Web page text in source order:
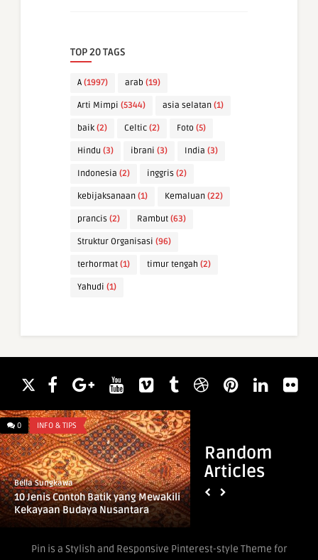
TOP 20 TAGS
A (1997) arab (19)
Arti Mimpi (5344) asia selatan (1)
baik (2) Celtic (2) Foto (5)
Hindu (3) ibrani (3) India (3)
Indonesia (2) inggris (2)
kebijaksanaan (1) Kemaluan (22)
prancis (2) Rambut (63)
Struktur Organisasi (96)
terhormat (1) timur tengah (2)
Yahudi (1)
Random
Articles
0 INFO & TIPS
Bella Sungkawa
10 Jenis Contoh Batik yang Mewakili
Kekayaan Budaya Nusantara
Pin is a Stylish and Responsive Pinterest-style Theme for